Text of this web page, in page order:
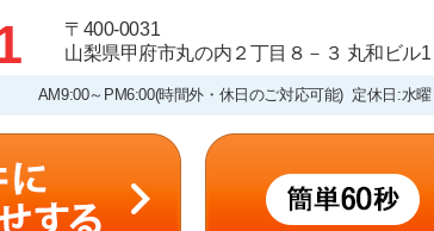
〒400-0031
山梨県甲府市丸の内２丁目８－３ 丸和ビル1
AM9:00～PM6:00(時間外・休日のご対応可能) 定休日:水